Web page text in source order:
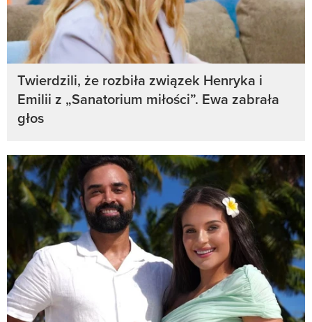
Twierdzili, że rozbiła związek Henryka i
Emilii z „Sanatorium miłości”. Ewa zabrała
głos